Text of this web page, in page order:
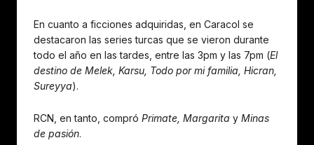
En cuanto a ficciones adquiridas, en Caracol se
destacaron las series turcas que se vieron durante
todo el año en las tardes, entre las 3pm y las 7pm (El
destino de Melek, Karsu, Todo por mi familia, Hicran,
Sureyya).
RCN, en tanto, compró Primate, Margarita y Minas
de pasión.